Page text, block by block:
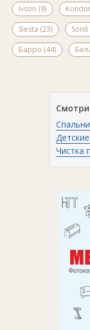
Ivson (9)
Siesta (23)
Sonit
Барро (44)
Спальни
Чистка